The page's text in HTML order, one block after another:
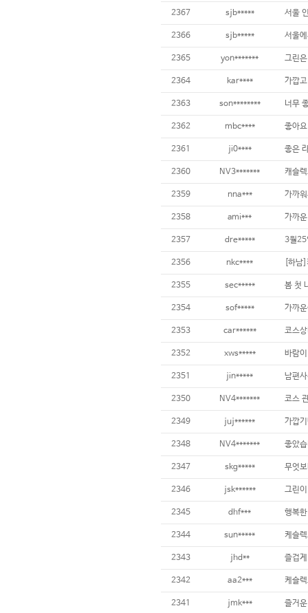
2367 sjb***** 서울
2366 sjb***** 서울
2365 yon*******
2364 kar**** 가깝
2363 son******** 너무
2362 mbc**** 좋아
2361 ji0**** 좋은
2360 NV3******* 캐슬
2359 nna*** 가까
2358 ami*** 가까
2357 dre***** 3월25
2356 nkc**** [하남
2355 sec***** 봄 첫
2354 sof***** 가까
2353 car****** 코스
2352 xws***** 바람
2351 jin***** 남편
2350 NV4******* 코스
2349 juj****** 가깝
2348 NV4******* 좋았
2347 skg***** 무엇
2346 jsk****** 그린
2345 dhf*** 행복
2344 sun***** 케슬
2343 jhd** 즐겁
2342 aa2*** 케슬
2341 jmk*** 즐거